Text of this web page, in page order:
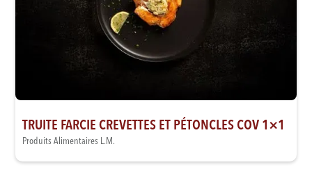
TRUITE FARCIE CREVETTES ET PÉTONCLES COV 1×1
Produits Alimentaires L.M.